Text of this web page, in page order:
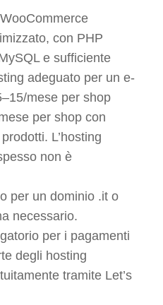
con PHP
e sufficiente
adeguato per un e-
mese per shop
per shop con
L’hosting
non è
per un dominio .it o
necessario.
per i pagamenti
degli hosting
tramite Let’s